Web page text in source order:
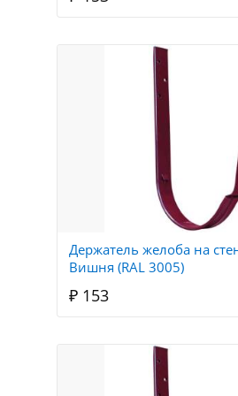
Держатель желоба на
Вишня (RAL 3005)
₽ 153